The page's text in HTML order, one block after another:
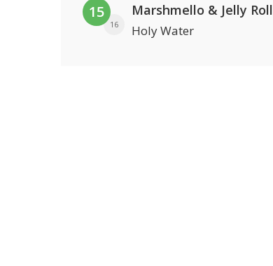
15
16
Marshmello & Jelly Roll
Holy Water